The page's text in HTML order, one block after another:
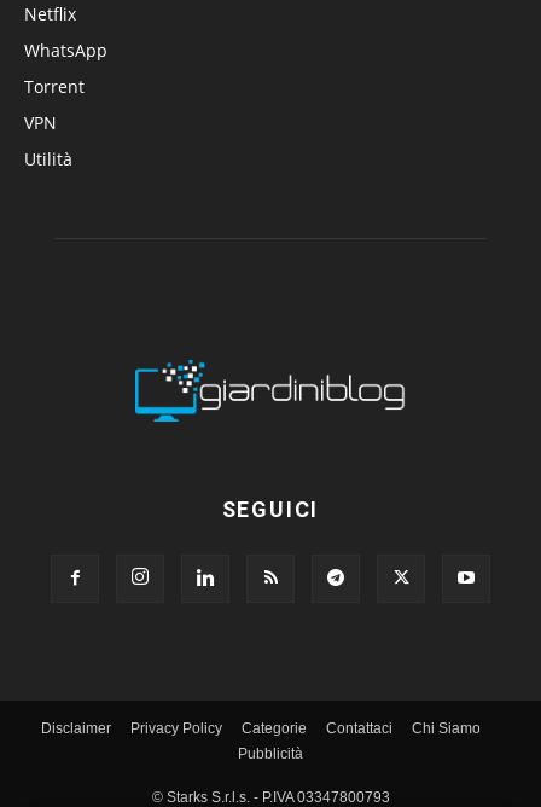
Netflix
WhatsApp
Torrent
VPN
Utilità
SEGUICI
Disclaimer Privacy Policy Categorie Contattaci
Chi Siamo
Pubblicità
© Starks S.r.l.s. - P.IVA 03347800793